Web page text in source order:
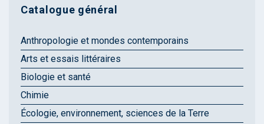
Catalogue général
Anthropologie et mondes contemporains
Arts et essais littéraires
Biologie et santé
Chimie
Écologie, environnement, sciences de la Terre